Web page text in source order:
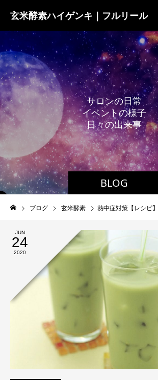
玄米酵素ハイゲンキ｜フルリール
BLOG
サロンの日常
イベン トの様子
日々の出来事
ブログ 玄米酵素 熱中症対策【レシピ】玄米と大豆
JUN
24
2020